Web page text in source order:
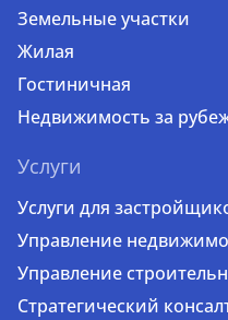
Земельные участки
Жилая
Гостиничная
Недвижимость за
Услуги
Услуги для
Управление
Управление
Стратегический